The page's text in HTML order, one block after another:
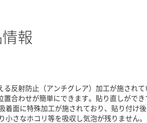
報
反射防止（アンチグレア）加工が施され
合わせが簡単にできます。貼り直しがで
着面に特殊加工が施されており、貼り付け
小さなホコリ等を吸収し気泡が残りません